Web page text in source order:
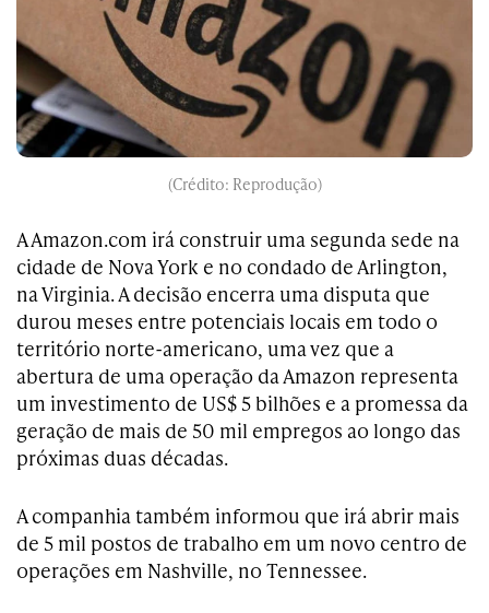
(Crédito: Reprodução)
A Amazon.com irá construir uma segunda sede na
cidade de Nova York e no condado de Arlington,
na Virginia. A decisão encerra uma disputa que
durou meses entre potenciais locais em todo o
território norte-americano, uma vez que a
abertura de uma operação da Amazon representa
um investimento de US$ 5 bilhões e a promessa da
geração de mais de 50 mil empregos ao longo das
próximas duas décadas.
A companhia também informou que irá abrir mais
de 5 mil postos de trabalho em um novo centro de
operações em Nashville, no Tennessee.